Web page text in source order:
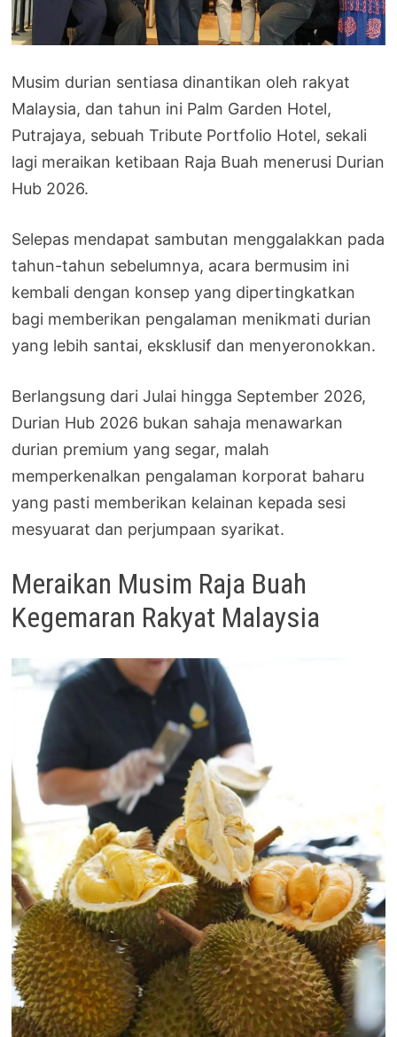
Musim durian sentiasa dinantikan oleh rakyat
Malaysia, dan tahun ini Palm Garden Hotel,
Putrajaya, sebuah Tribute Portfolio Hotel, sekali
lagi meraikan ketibaan Raja Buah menerusi Durian
Hub 2026.
Selepas mendapat sambutan menggalakkan pada
tahun-tahun sebelumnya, acara bermusim ini
kembali dengan konsep yang dipertingkatkan
bagi memberikan pengalaman menikmati durian
yang lebih santai, eksklusif dan menyeronokkan.
Berlangsung dari Julai hingga September 2026,
Durian Hub 2026 bukan sahaja menawarkan
durian premium yang segar, malah
memperkenalkan pengalaman korporat baharu
yang pasti memberikan kelainan kepada sesi
mesyuarat dan perjumpaan syarikat.
Meraikan Musim Raja Buah
Kegemaran Rakyat Malaysia